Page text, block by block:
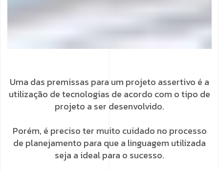
Uma das premissas para um projeto assertivo é a
utilização de tecnologias de acordo com o tipo de
projeto a ser desenvolvido.
Porém, é preciso ter muito cuidado no processo
de planejamento para que a linguagem utilizada
seja a ideal para o sucesso.